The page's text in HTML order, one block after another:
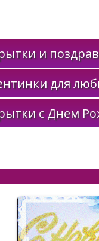
в подарок
и
для
с Днем